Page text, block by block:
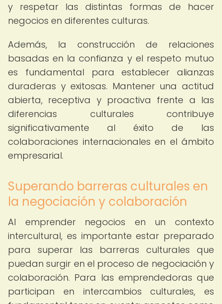
y respetar las distintas formas de hacer
negocios en diferentes culturas.
Además, la construcción de relaciones
basadas en la confianza y el respeto mutuo
es fundamental para establecer alianzas
duraderas y exitosas. Mantener una actitud
abierta, receptiva y proactiva frente a las
diferencias culturales contribuye
significativamente al éxito de las
colaboraciones internacionales en el ámbito
empresarial.
Superando barreras culturales en
la negociación y colaboración
Al emprender negocios en un contexto
intercultural, es importante estar preparado
para superar las barreras culturales que
puedan surgir en el proceso de negociación y
colaboración. Para las emprendedoras que
participan en intercambios culturales, es